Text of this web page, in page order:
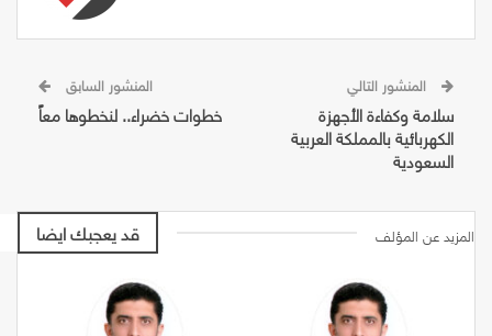
المنشور السابق
خطوات خضراء.. لنخطوها معاً سلامة وكفاءة الأجهزة
الكهربائية بالمملكة العربية
السعودية
قد يعجبك ايضا المزيد عن المؤلف